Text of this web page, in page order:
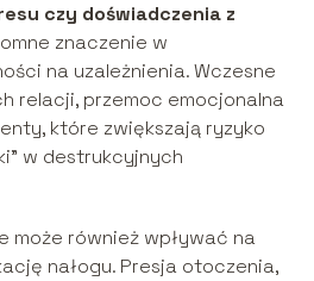
czy doświadczenia z
znaczenie w
na uzależnienia. Wczesne
relacji, przemoc emocjonalna
które zwiększają ryzyko
w destrukcyjnych
może również wpływać na
nałogu. Presja otoczenia,